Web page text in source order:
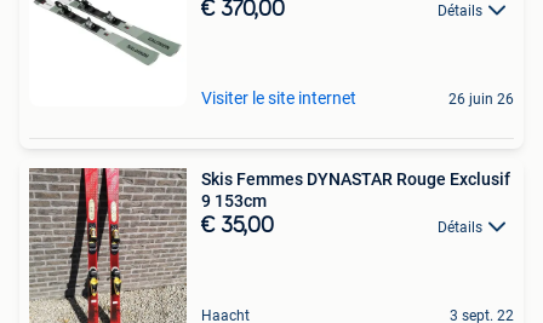
€ 370,00 Détails
Visiter le site internet 26 juin 26
Skis Femmes DYNASTAR Rouge Exclusif
9 153cm
€ 35,00 Détails
Haacht 3 sept. 22